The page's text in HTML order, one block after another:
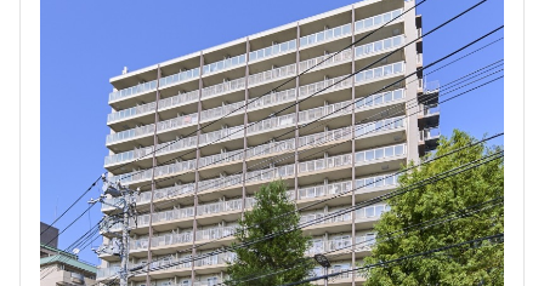
申込無し物件のみ表示
ペット可・相談
楽器可・相談
入居可能日